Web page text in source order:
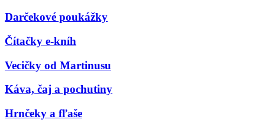
Darčekové poukážky
Čítačky e-kníh
Vecičky od Martinusu
Káva, čaj a pochutiny
Hrnčeky a fľaše